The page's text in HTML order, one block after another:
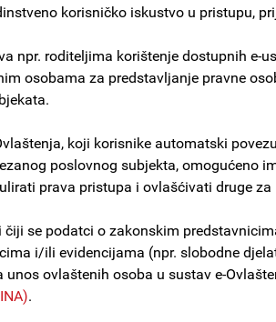
korisničko iskustvo u pristupu,
npr. roditeljima korištenje dostupnih e-
osobama za predstavljanje pravne
koji korisnike automatski
poslovnog subjekta, omogućeno
prava pristupa i ovlašćivati druge za
čiji se podatci o zakonskim
i/ili evidencijama (npr. slobodne
unos ovlaštenih osoba u sustav e-
.